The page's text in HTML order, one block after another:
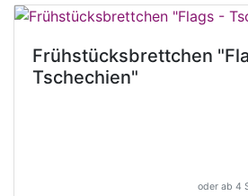
Frühstücksbrettchen
Tschechien"
oder ab 4